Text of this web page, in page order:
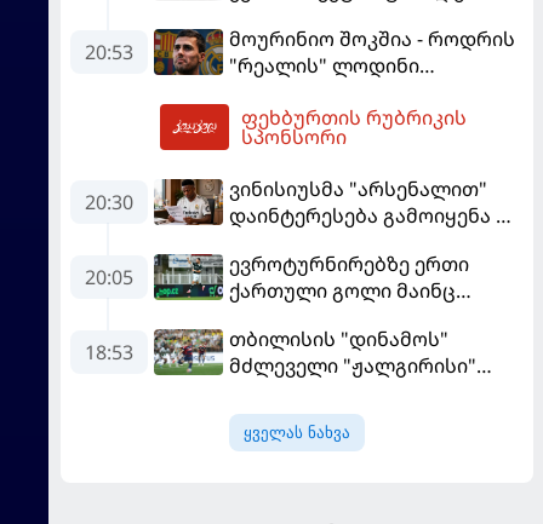
ასპარეზობას იწყებს
20:53
მოურინიო შოკშია - როდრის
"რეალის" ლოდინი
"ბარსელონაში" გადადის
ფეხბურთის რუბრიკის
სპონსორი
20:30
ვინისიუსმა "არსენალით"
დაინტერესება გამოიყენა და
მომგებიანად გააგრძელა
20:05
ევროტურნირებზე ერთი
ქართული გოლი მაინც
18:53
თბილისის "დინამოს"
მძლეველი "ჟალგირისი"
განადგურდა
ყველას ნახვა